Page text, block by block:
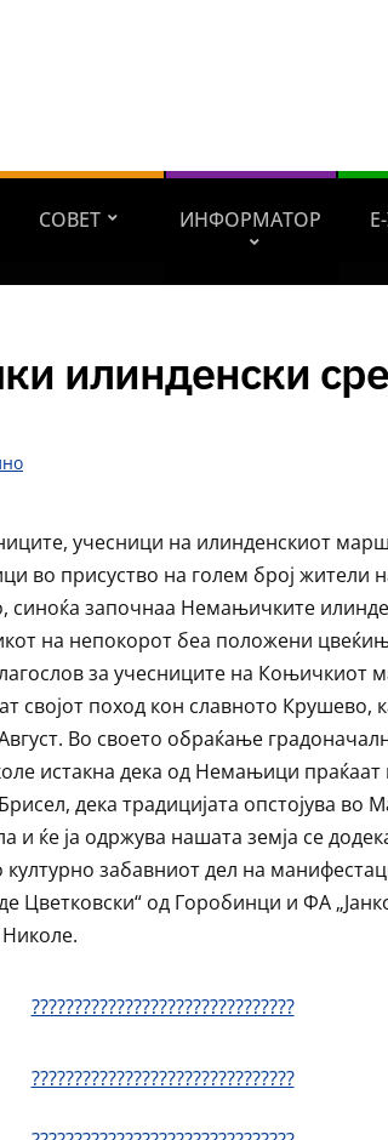
СОВЕТ ИНФОРМАТОР
илинденски
учесници на илинденскиот
во присуство на голем број жители
синоќа започнаа Немањичките
на непокорот беа положени
за учесниците на Коњичкиот
својот поход кон славното Крушево,
Во своето обраќање
истакна дека од Немањици праќаат
дека традицијата опстојува во
и ќе ја одржува нашата земја се
забавниот дел на
Цветковски“ од Горобинци и ФА